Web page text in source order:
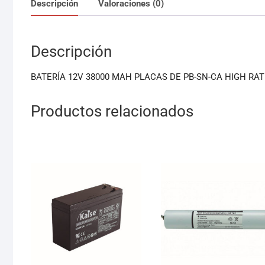
Descripción Valoraciones (0)
Descripción
BATERÍA 12V 38000 MAH PLACAS DE PB-SN-CA HIGH
Productos relacionados